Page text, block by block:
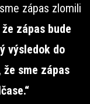
zápas zlomili
zápas bude
výsledok do
sme zápas